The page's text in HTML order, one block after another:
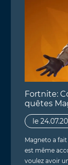
Fortnite:
quêtes
le
Magneto a
est même
voulez avoir